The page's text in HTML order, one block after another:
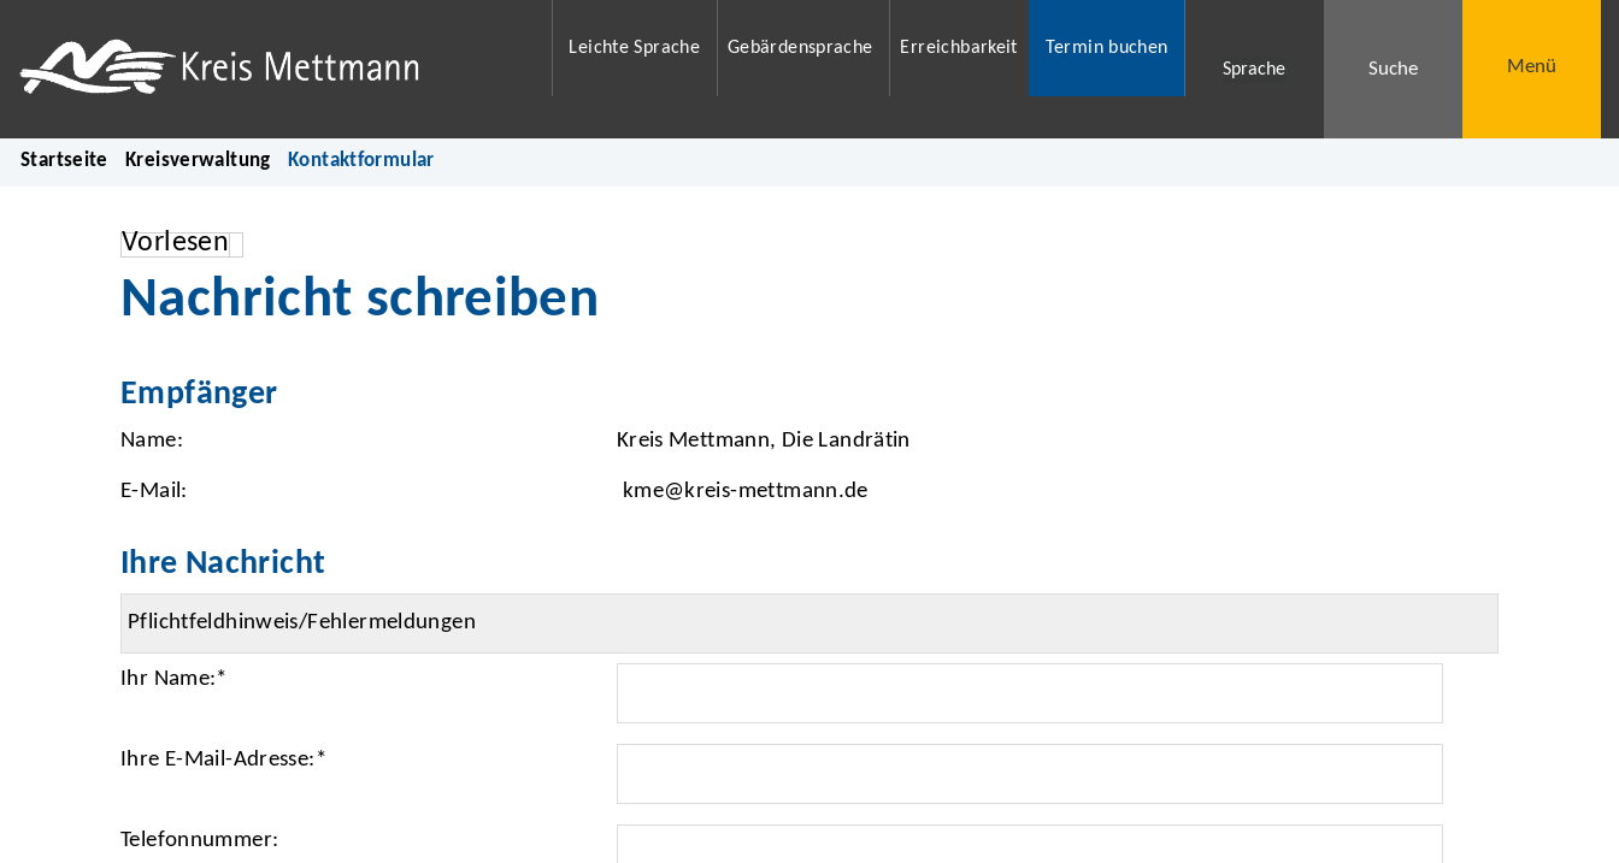
Leichte Sprache Gebärdensprache Erreichbarkeit
Termin buchen
Sprache
Suche Menü
Startseite Kreisverwaltung Kontaktformular
Vorlesen
Nachricht schreiben
Empfänger
Name: Kreis Mettmann, Die Landrätin
E-Mail: kme@kreis-mettmann.de
Ihre Nachricht
Ihr Name:*
Ihre E-Mail-Adresse: *
Telefonnummer: